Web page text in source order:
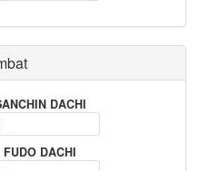
DACHI
FUDO DACHI